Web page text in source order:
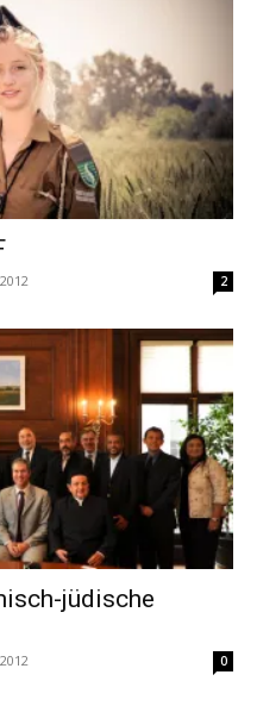
2
jüdische
0